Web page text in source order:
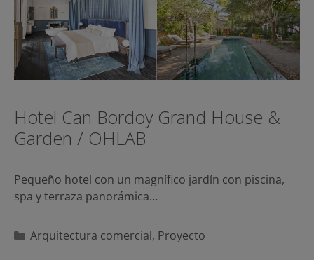
Hotel Can Bordoy Grand House &
Garden / OHLAB
Pequeño hotel con un magnífico jardín con piscina,
spa y terraza panorámica…
Categorías
Arquitectura comercial, Proyecto